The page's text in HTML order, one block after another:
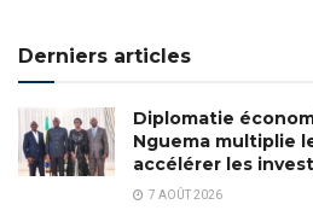
Derniers articles
Diplomatie
Nguema multiplie
accélérer les
7 AOÛT 2026